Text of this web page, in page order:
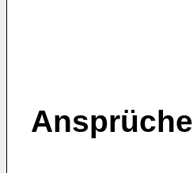
Ansprüche